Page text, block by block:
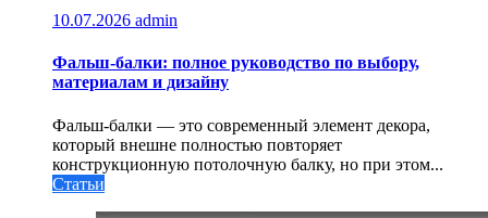
10.07.2026 admin
Фальш-балки: полное руководство по выбору,
материалам и дизайну
Фальш-балки — это современный элемент декора,
который внешне полностью повторяет
конструкционную потолочную балку, но при этом...
Статьи